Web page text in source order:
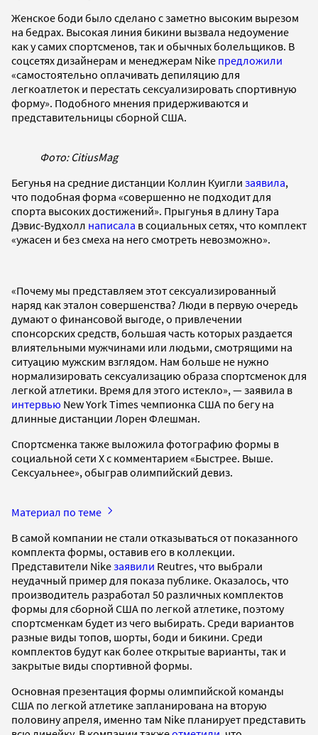
Женское боди было сделано с заметно высоким вырезом
на бедрах. Высокая линия бикини вызвала недоумение
как у самих спортсменов, так и обычных болельщиков. В
соцсетях дизайнерам и менеджерам Nike предложили
«самостоятельно оплачивать депиляцию для
легкоатлеток и перестать сексуализировать спортивную
форму». Подобного мнения придерживаются и
представительницы сборной США.
Фото: CitiusMag
Бегунья на средние дистанции Коллин Куигли заявила,
что подобная форма «совершенно не подходит для
спорта высоких достижений». Прыгунья в длину Тара
Дэвис-Вудхолл написала в социальных сетях, что комплект
«ужасен и без смеха на него смотреть невозможно».
«Почему мы представляем этот сексуализированный
наряд как эталон совершенства? Люди в первую очередь
думают о финансовой выгоде, о привлечении
спонсорских средств, большая часть которых раздается
влиятельными мужчинами или людьми, смотрящими на
ситуацию мужским взглядом. Нам больше не нужно
нормализировать сексуализацию образа спортсменок для
легкой атлетики. Время для этого истекло», — заявила в
интервью New York Times чемпионка США по бегу на
длинные дистанции Лорен Флешман.
Спортсменка также выложила фотографию формы в
социальной сети Х c комментарием «Быстрее. Выше.
Сексуальнее», обыграв олимпийский девиз.
Материал по теме
В самой компании не стали отказываться от показанного
комплекта формы, оставив его в коллекции.
Представители Nikeзаявили Reutres, что выбрали
неудачный пример для показа публике. Оказалось, что
производитель разработал 50 различных комплектов
формы для сборной США по легкой атлетике, поэтому
спортсменкам будет из чего выбирать. Среди вариантов
разные виды топов, шорты, боди и бикини. Среди
комплектов будут как более открытые варианты, так и
закрытые виды спортивной формы.
Основная презентация формы олимпийской команды
США по легкой атлетике запланирована на вторую
половину апреля, именно там Nike планирует представить